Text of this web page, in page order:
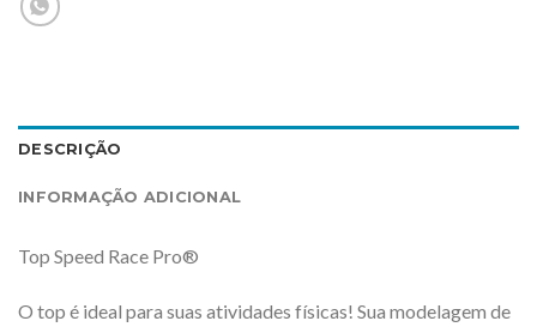
DESCRIÇÃO
INFORMAÇÃO ADICIONAL
Top Speed Race Pro®️
O top é ideal para suas atividades físicas! Sua modelagem de